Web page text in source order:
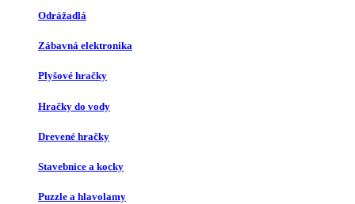
Odrážadlá
Zábavná elektronika
Plyšové hračky
Hračky do vody
Drevené hračky
Stavebnice a kocky
Puzzle a hlavolamy